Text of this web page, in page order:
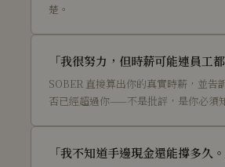
楚。
「我很努力，但時薪可能連員工都
SOBER 直接算出你的真實時薪，並告
否已經超過你——不是批評，是你必須
「我不知道手邊現金還能撐多久。